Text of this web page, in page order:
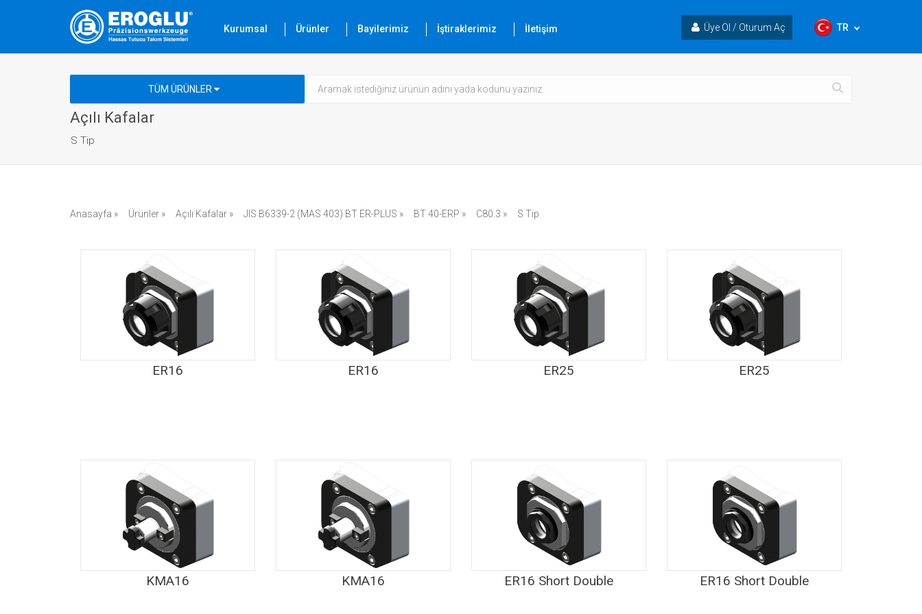
Kurumsal Ürünler Bayilerimiz İştiraklerimiz İletişim TR
Üye Ol / Oturum Aç
TÜM ÜRÜNLER
Açılı Kafalar
S Tip
Anasayfa » Ürünler » Açılı Kafalar » JIS B6339-2 (MAS 403) BT ER-PLUS » BT 40-ERP » C80.3 » S Tip
ER16 ER16 ER25 ER25
KMA16 KMA16 ER16 Short Double ER16 Short Double